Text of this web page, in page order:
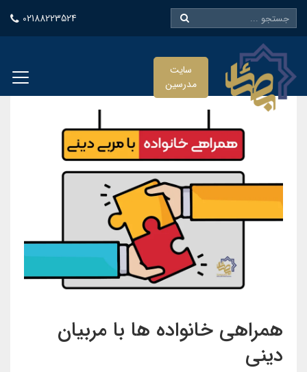
02188223524
سایت
مدرسین
همراهی خانواده ها با مربیان
دینی